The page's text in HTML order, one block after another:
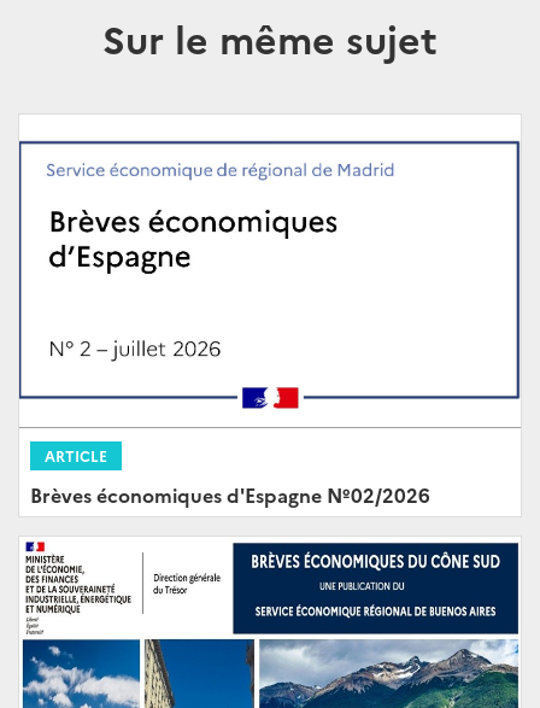
Sur le même sujet
ARTICLE
Brèves économiques d'Espagne Nº02/2026